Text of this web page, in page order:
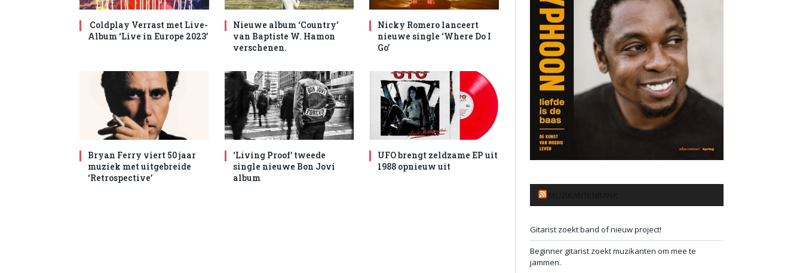
Coldplay Verrast met Live-
Album ‘Live in Europe 2023’
Nieuwe album ‘Country’
van Baptiste W. Hamon
verschenen.
Nicky Romero lanceert
nieuwe single ‘Where Do I
Go’
Bryan Ferry viert 50 jaar
muziek met uitgebreide
‘Retrospective’
‘Living Proof’ tweede
single nieuwe Bon Jovi
album
UFO brengt zeldzame EP uit
1988 opnieuw uit
Gitarist zoekt band of nieuw project!
Beginner gitarist zoekt muzikanten om mee te
jammen.